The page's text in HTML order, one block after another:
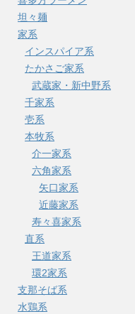
坦々麺
家系
インスパイア系
たかさご家系
武蔵家・新中野系
千家系
壱系
本牧系
介一家系
六角家系
矢口家系
近藤家系
寿々喜家系
直系
王道家系
環2家系
支那そば系
水鶏系